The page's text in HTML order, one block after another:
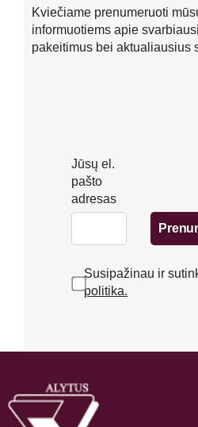
Kviečiame prenumeruoti
informuotiems apie
pakeitimus bei aktualiausius
Jūsų el.
pašto
adresas
Susipažinau ir
politika.